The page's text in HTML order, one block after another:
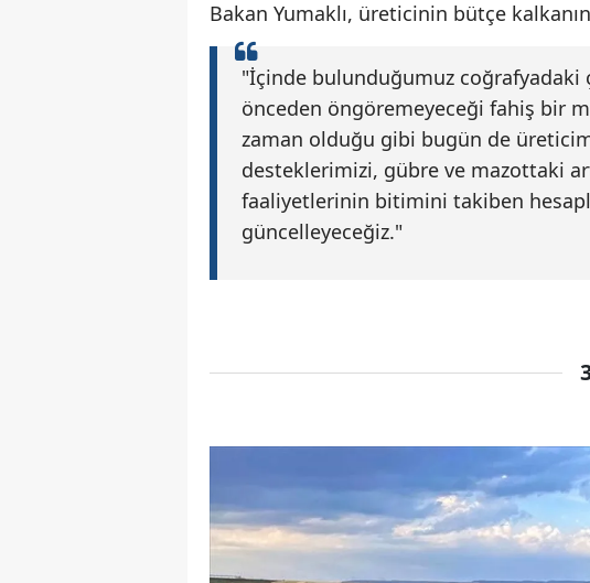
Bakan Yumaklı, üreticinin bütçe
"İçinde bulunduğumuz coğrafyadaki
önceden öngöremeyeceği fahiş bir
zaman olduğu gibi bugün de
desteklerimizi, gübre ve mazottaki
faaliyetlerinin bitimini takiben
güncelleyeceğiz."